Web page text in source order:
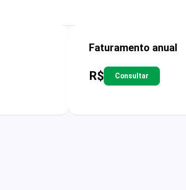
Faturamento anual
R$ Consultar